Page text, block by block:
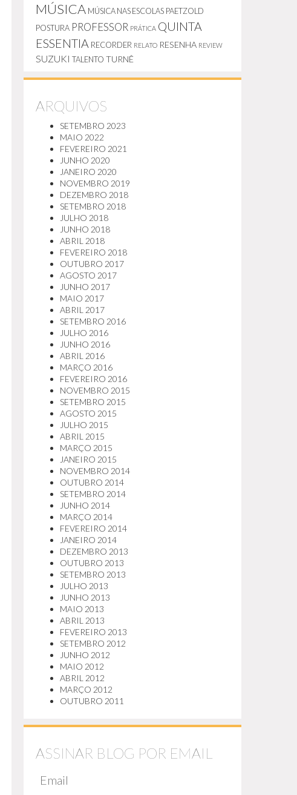
MÚSICA MÚSICA NAS ESCOLAS PAETZOLD
POSTURA PROFESSOR PRÁTICA QUINTA
ESSENTIA RECORDER RELATO RESENHA REVIEW
SUZUKI TALENTO TURNÊ
ARQUIVOS
SETEMBRO 2023
MAIO 2022
FEVEREIRO 2021
JUNHO 2020
JANEIRO 2020
NOVEMBRO 2019
DEZEMBRO 2018
SETEMBRO 2018
JULHO 2018
JUNHO 2018
ABRIL 2018
FEVEREIRO 2018
OUTUBRO 2017
AGOSTO 2017
JUNHO 2017
MAIO 2017
ABRIL 2017
SETEMBRO 2016
JULHO 2016
JUNHO 2016
ABRIL 2016
MARÇO 2016
FEVEREIRO 2016
NOVEMBRO 2015
SETEMBRO 2015
AGOSTO 2015
JULHO 2015
ABRIL 2015
MARÇO 2015
JANEIRO 2015
NOVEMBRO 2014
OUTUBRO 2014
SETEMBRO 2014
JUNHO 2014
MARÇO 2014
FEVEREIRO 2014
JANEIRO 2014
DEZEMBRO 2013
OUTUBRO 2013
SETEMBRO 2013
JULHO 2013
JUNHO 2013
MAIO 2013
ABRIL 2013
FEVEREIRO 2013
SETEMBRO 2012
JUNHO 2012
MAIO 2012
ABRIL 2012
MARÇO 2012
OUTUBRO 2011
ASSINAR BLOG POR EMAIL